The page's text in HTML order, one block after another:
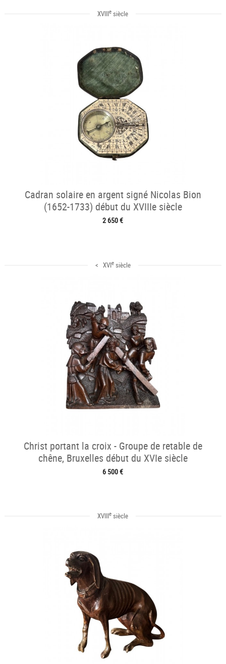
XVIIIe siècle
Cadran solaire en argent signé Nicolas Bion
(1652-1733) début du XVIIIe siècle
2 650 €
< XVIesiècle
Christ portant la croix - Groupe de retable de
chêne, Bruxelles début du XVIe siècle
6 500 €
XVIIIe siècle